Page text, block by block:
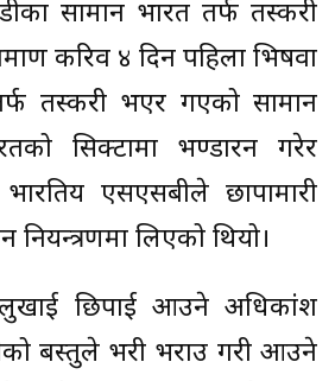
सामान भारत तर्फ तस्करी
करिव ४ दिन पहिला भिषवा
तस्करी भएर गएको सामान
सिक्टामा भण्डारन गरेर
एसएसबीले छापामारी
नियन्त्रणमा लिएको थियो।
लुखाई छिपाई आउने अधिकांश
बस्तुले भरी भराउ गरी आउने